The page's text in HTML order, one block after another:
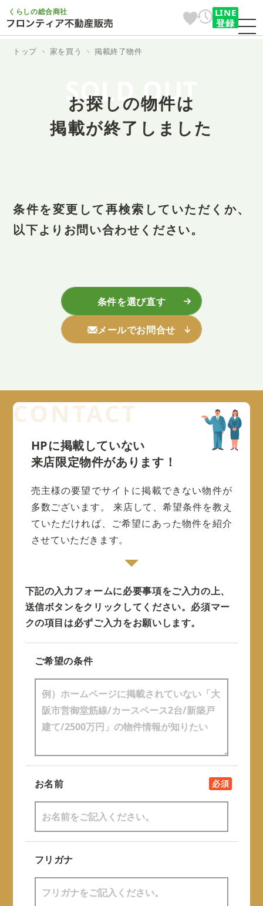
くらしの総合商社
LINE
登録
トップ 家を買う 掲載終了物件
SOLD OUT
お探しの物件は
掲載が終了しました
条件を変更して再検索していただくか、
以下よりお問い合わせください。
条件を選び直す
メールでお問合せ
HPに掲載していない
来店限定物件があります！
売主様の要望でサイトに掲載できない物件が
多数ございます。
来店して、希望条件を教え
ていただければ、ご希望にあった物件を紹介
させていただきます。
下記の入力フォームに必要事項をご入力の上、
送信ボタンをクリックしてください。 必須マー
クの項目は必ずご入力をお願いします。
ご希望の条件
お名前 必須
フリガナ